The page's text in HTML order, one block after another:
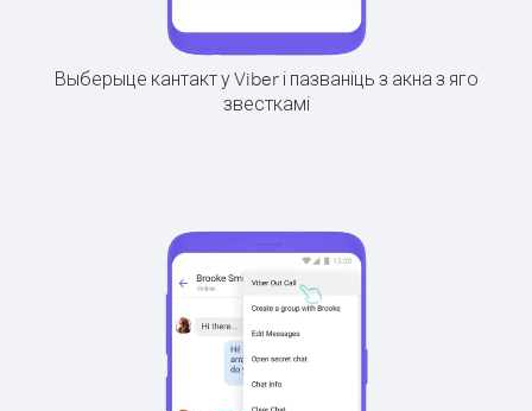
Выберыце кантакт у Viber і пазваніць з акна з яго
звесткамі